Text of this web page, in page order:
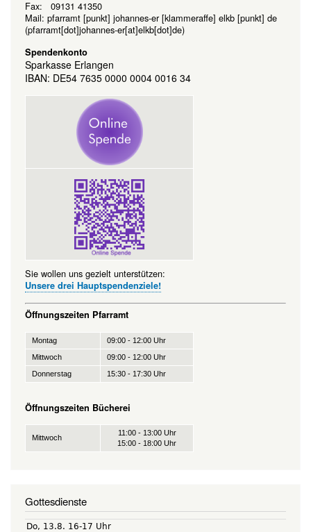
Fax: 09131 41350
Mail: pfarramt [punkt] johannes-er [klammeraffe] elkb [punkt] de
(pfarramt[dot]johannes-er[at]elkb[dot]de)
Spendenkonto
Sparkasse Erlangen
IBAN: DE54 7635 0000 0004 0016 34
Sie wollen uns gezielt unterstützen:
Unsere drei Hauptspendenziele!
Öffnungszeiten Pfarramt
Montag
09:00 - 12:00 Uhr
Mittwoch
09:00 - 12:00 Uhr
Donnerstag
15:30 - 17:30 Uhr
Öffnungszeiten Bücherei
Mittwoch
11:00 - 13:00 Uhr
15:00 - 18:00 Uhr
Gottesdienste
Do, 13.8. 16-17 Uhr